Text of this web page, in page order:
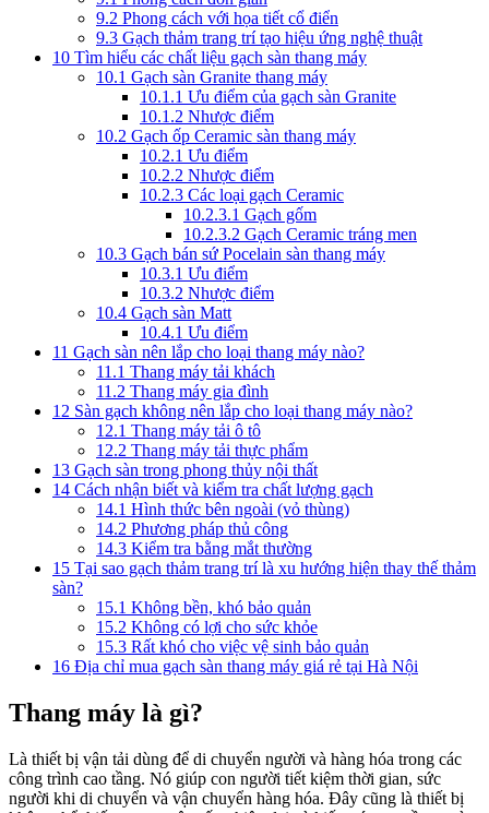
9.2 Phong cách với họa tiết cổ điển
9.3 Gạch thảm trang trí tạo hiệu ứng nghệ thuật
10 Tìm hiểu các chất liệu gạch sàn thang máy
10.1 Gạch sàn Granite thang máy
10.1.1 Ưu điểm của gạch sàn Granite
10.1.2 Nhược điểm
10.2 Gạch ốp Ceramic sàn thang máy
10.2.1 Ưu điểm
10.2.2 Nhược điểm
10.2.3 Các loại gạch Ceramic
10.2.3.1 Gạch gốm
10.2.3.2 Gạch Ceramic tráng men
10.3 Gạch bán sứ Pocelain sàn thang máy
10.3.1 Ưu điểm
10.3.2 Nhược điểm
10.4 Gạch sàn Matt
10.4.1 Ưu điểm
11 Gạch sàn nên lắp cho loại thang máy nào?
11.1 Thang máy tải khách
11.2 Thang máy gia đình
12 Sàn gạch không nên lắp cho loại thang máy nào?
12.1 Thang máy tải ô tô
12.2 Thang máy tải thực phẩm
13 Gạch sàn trong phong thủy nội thất
14 Cách nhận biết và kiểm tra chất lượng gạch
14.1 Hình thức bên ngoài (vỏ thùng)
14.2 Phương pháp thủ công
14.3 Kiểm tra bằng mắt thường
15 Tại sao gạch thảm trang trí là xu hướng hiện thay thế thảm
sàn?
15.1 Không bền, khó bảo quản
15.2 Không có lợi cho sức khỏe
15.3 Rất khó cho việc vệ sinh bảo quản
16 Địa chỉ mua gạch sàn thang máy giá rẻ tại Hà Nội
Thang máy là gì?
Là thiết bị vận tải dùng để di chuyển người và hàng hóa trong các
công trình cao tầng. Nó giúp con người tiết kiệm thời gian, sức
người khi di chuyển và vận chuyển hàng hóa. Đây cũng là thiết bị